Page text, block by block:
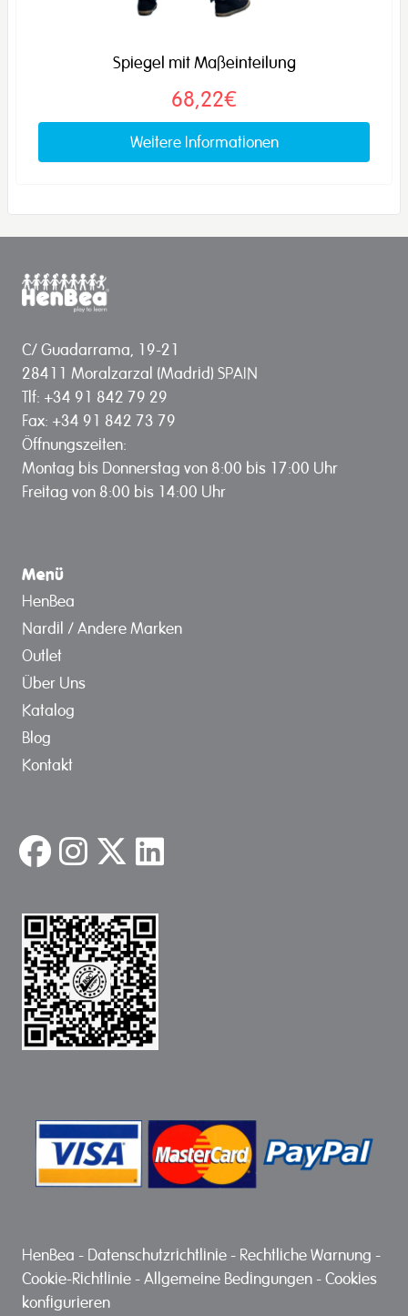
Spiegel mit Maßeinteilung
68,22€
Weitere Informationen
C/ Guadarrama, 19-21
28411 Moralzarzal (Madrid) SPAIN
Tlf: +34 91 842 79 29
Fax: +34 91 842 73 79
Öffnungszeiten:
Montag bis Donnerstag von 8:00 bis 17:00 Uhr
Freitag von 8:00 bis 14:00 Uhr
Menü
HenBea
Nardil / Andere Marken
Outlet
Über Uns
Katalog
Blog
Kontakt
HenBea - Datenschutzrichtlinie - Rechtliche Warnung -
Cookie-Richtlinie -Allgemeine Bedingungen -Cookies
konfigurieren